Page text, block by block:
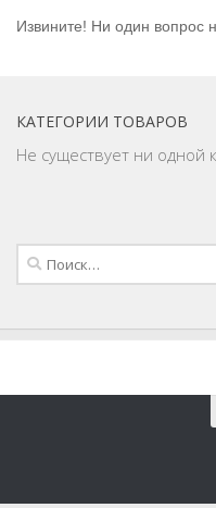
Извините! Ни один вопрос
КАТЕГОРИИ ТОВАРОВ
Не существует ни одной